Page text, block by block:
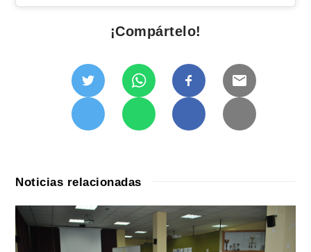
¡Compártelo!
Noticias relacionadas